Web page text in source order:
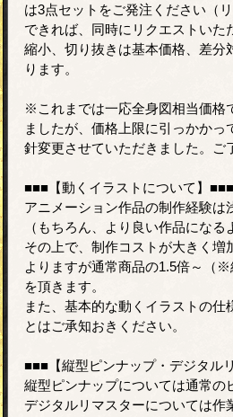
は3点セットをご発注ください（
できれば、同時にリクエストいた
縮小、切り抜きは基本価格、差分
ります。
※これまでは一応全身図相当価格
ましたが、価格上限に引っかか
針変更させていただきました。ご
■■■【動くイラストについて】■■■
アニメーション作品の制作経験
（もちろん、より良い作品にな
その上で、制作コストが大きく
よりますが通常商品の1.5倍～（
を頂きます。
また、基本的な動くイラストの
とはご承知おきください。
■■■【縦型ピンナップ・デジタル
縦型ピンナップについては通常
デジタルリマスターについては